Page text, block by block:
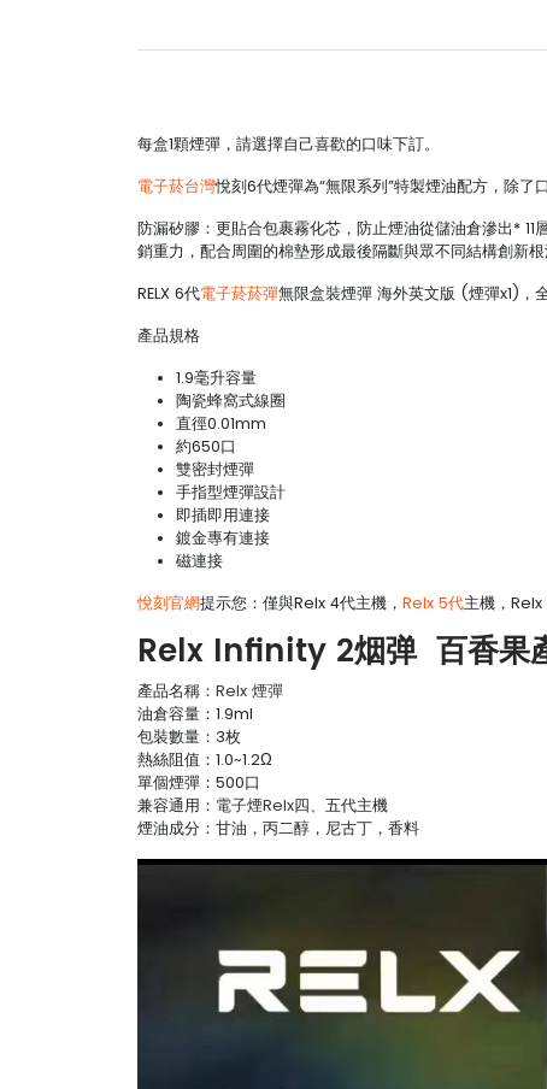
每盒1顆煙彈，請選擇自己喜歡的口味下訂。
電子菸台灣悅刻6代煙彈為“無限系列”特製煙油配方，除了
防漏矽膠：更貼合包裹霧化芯，防止煙油從儲油倉滲出*
銷重力，配合周圍的棉墊形成最後隔斷與眾不同結構創新根
RELX 6代電子菸菸彈無限盒裝煙彈 海外英文版 (煙彈x1)，
產品規格
1.9毫升容量
陶瓷蜂窩式線圈
直徑0.01mm
約650口
雙密封煙彈
手指型煙彈設計
即插即用連接
鍍金專有連接
磁連接
悅刻官網提示您：僅與Relx 4代主機， Relx 5代主機，
Relx Infinity 2烟弹 百香果
產品名稱： Relx 煙彈
油倉容量：1.9ml
包裝數量：3枚
熱絲阻值：1.0~1.2Ω
單個煙彈：500口
兼容通用： 電子煙Relx四、五代主機
煙油成分：甘油，丙二醇，尼古丁，香料